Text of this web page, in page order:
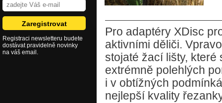
Pro adaptéry XDisc
aktivními děliči.
stojaté žací lišty,
extrémně polehlých
i v obtížných
nejlepší kvality
Registraci newsletteru budete
dostávat pravidelně novinky
na váš email.